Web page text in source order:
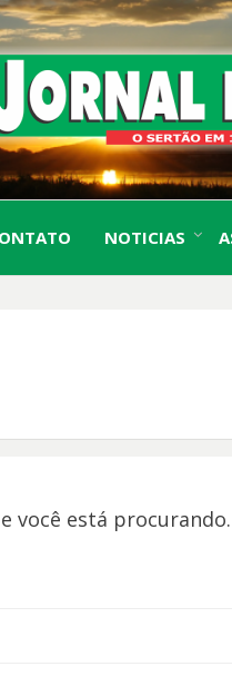
O
NOTICIAS
você está